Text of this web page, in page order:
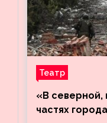
Театр
«В северной,
частях